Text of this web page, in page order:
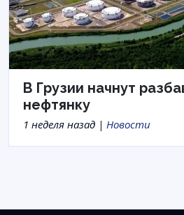
В Грузии начнут
нефтянку
1 неделя назад | Новости